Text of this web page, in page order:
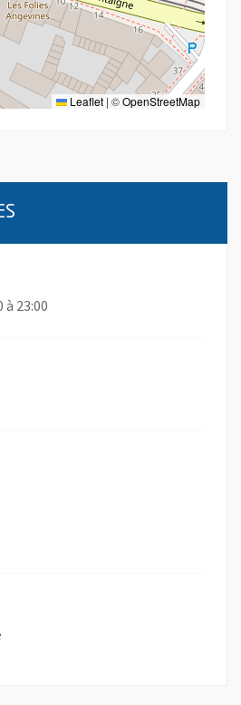
Leaflet | ©OpenStreetMap
à 23:00